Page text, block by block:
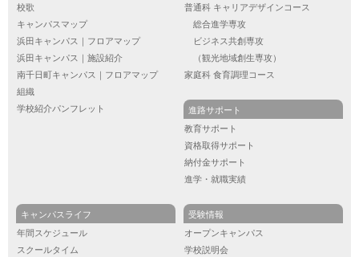
校歌
キャンパスマップ
浜田キャンパス｜フロアマップ
浜田キャンパス｜施設紹介
南千日町キャンパス｜フロアマップ
組織
学校紹介パンフレット
普通科 キャリアデザインコース
総合進学専攻
ビジネス共創専攻
（観光地域創生専攻）
家庭科 食育調理コース
進路サポート
教育サポート
資格取得サポート
納付金サポート
進学・就職実績
キャンパスライフ
年間スケジュール
スクールタイム
受験情報
オープンキャンパス
学校説明会